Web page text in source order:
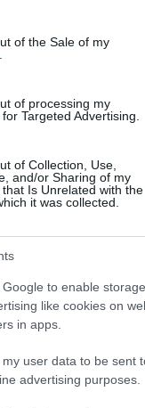
specified purposes
of the Sale of my
of processing my
Targeted Advertising.
of Collection, Use,
and/or Sharing of my
Is Unrelated with the
it was collected.
to enable storage
like cookies on
in apps.
user data to be sent
advertising purposes.